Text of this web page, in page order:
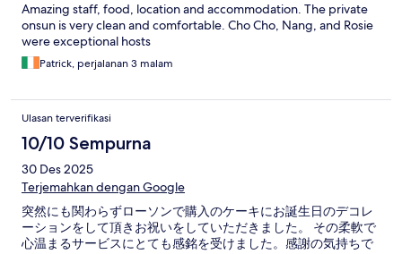
Amazing staff, food, location and accommodation. The private
onsun is very clean and comfortable. Cho Cho, Nang, and Rosie
were exceptional hosts
Patrick, perjalanan 3 malam
Ulasan terverifikasi
10/10 Sempurna
30 Des 2025
Terjemahkan dengan Google
突然にも関わらずローソンで購入のケーキにお誕生日のデコレ
ーションをして頂きお祝いをしていただきました。 その柔軟で
心温まるサービスにとても感銘を受けました。感謝の気持ちで